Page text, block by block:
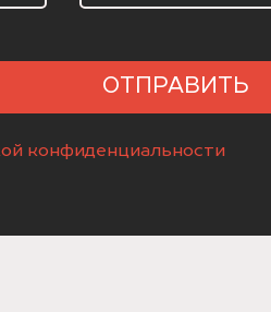
ОТПРАВИТЬ
конфиденциальности